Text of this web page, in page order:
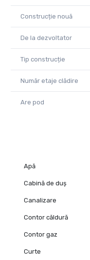
Construcție nouă
De la dezvoltator
Tip construcție
Număr etaje clădire
Are pod
Apă
Cabină de duș
Canalizare
Contor căldură
Contor gaz
Curte